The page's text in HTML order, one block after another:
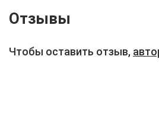
Отзывы
Чтобы оставить отзыв,